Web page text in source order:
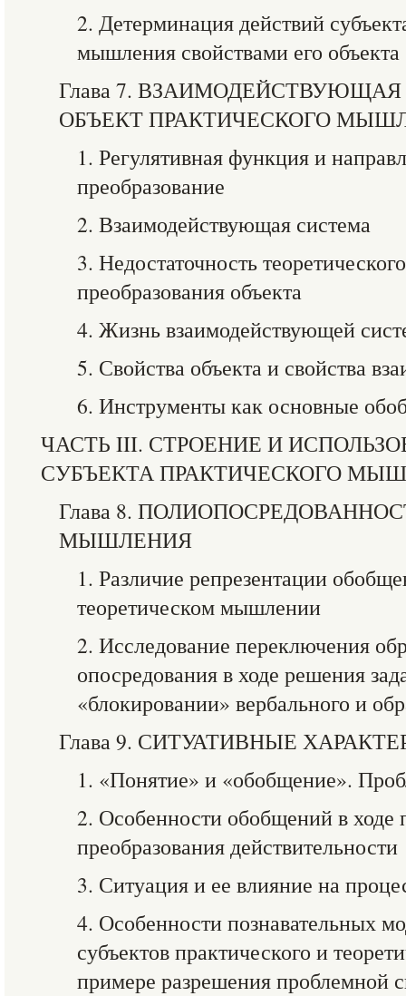
2. Детерминация действий
мышления свойствами его объекта
Глава 7.
ОБЪЕКТ ПРАКТИЧЕСКОГО
1. Регулятивная функция и
преобразование
2. Взаимодействующая система
3. Недостаточность
преобразования объекта
4. Жизнь взаимодействующей
5. Свойства объекта и свойства
6. Инструменты как основные
ЧАСТЬ III. СТРОЕНИЕ И
СУБЪЕКТА ПРАКТИЧЕСКОГО
Глава 8.
МЫШЛЕНИЯ
1. Различие репрезентации
теоретическом мышлении
2. Исследование переключения
опосредования в ходе решения
«блокировании» вербального и
Глава 9. СИТУАТИВНЫЕ
1. «Понятие» и «обобщение».
2. Особенности обобщений в ходе
преобразования действительности
3. Ситуация и ее влияние на
4. Особенности познавательных
субъектов практического и
примере разрешения проблемной